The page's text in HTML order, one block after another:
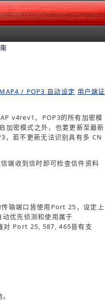
/ POP3 自动设定 用户端证
v4rev1、POP3的所有加密模
密模式之外，也要更新至最新
若不更新无法识别具有多 CN
端收到信时即可检查信件资料
传输端口皆使用Port 25，设定上
优先侦测和使用属于
对 Port 25, 587, 465皆有支